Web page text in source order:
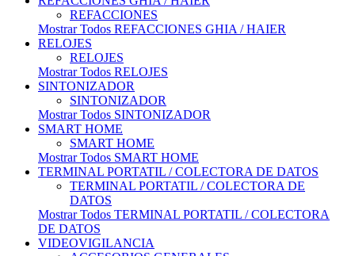
REFACCIONES
Mostrar Todos REFACCIONES GHIA / HAIER
RELOJES
RELOJES
Mostrar Todos RELOJES
SINTONIZADOR
SINTONIZADOR
Mostrar Todos SINTONIZADOR
SMART HOME
SMART HOME
Mostrar Todos SMART HOME
TERMINAL PORTATIL / COLECTORA DE DATOS
TERMINAL PORTATIL / COLECTORA DE
DATOS
Mostrar Todos TERMINAL PORTATIL / COLECTORA
DE DATOS
VIDEOVIGILANCIA